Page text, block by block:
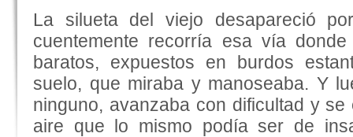
La silueta del viejo desapareció
cuentemente recorría esa vía
baratos, expuestos en burdos
suelo, que miraba y manoseaba. Y
ninguno, avanzaba con dificultad y
aire que lo mismo podía ser de